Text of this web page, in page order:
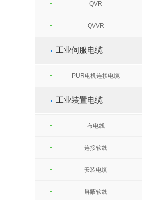
QVR
QVVR
工业伺服电缆
PUR电机连接电缆
工业装置电缆
布电线
连接软线
安装电缆
屏蔽软线